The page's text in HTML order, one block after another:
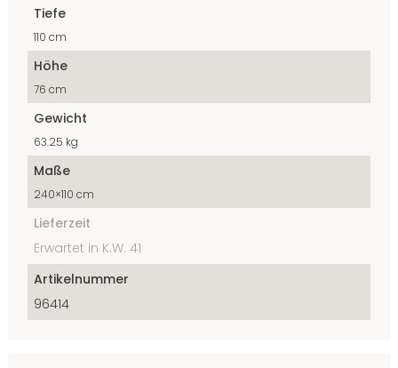
Tiefe
110 cm
Höhe
76 cm
Gewicht
63.25 kg
Maße
240×110 cm
Lieferzeit
Erwartet in K.W. 41
Artikelnummer
96414